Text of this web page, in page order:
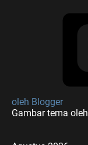
oleh Blogger
Gambar tema oleh